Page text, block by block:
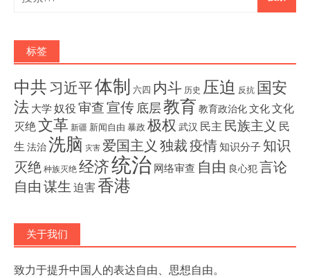
索：
标签
中共习近平体制 六四 内斗 历史 压迫 反抗 国安
法 大学 奴役 审查宣传底层教育 教育政治化文化文化
灭绝文革 新疆 新闻自由 暴政 极权 武汉 民主 民族主义 民
生 法治洗脑 灾害 爱国主义 独裁疫情知识分子 知识
灭绝 种族灭绝 经济统治 网络审查 自由 良心犯言论
自由 谋生 迫害香港
关于我们
致力于提升中国人的表达自由、思想自由。